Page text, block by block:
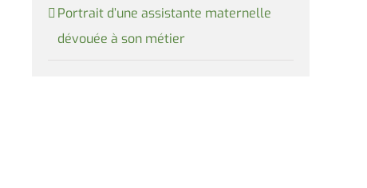
Portrait d’une assistante maternelle
dévouée à son métier